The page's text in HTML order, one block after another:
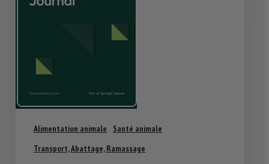
Alimentation animale
Santé animale
Transport, Abattage, Ramassage